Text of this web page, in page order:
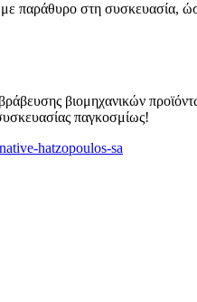
παράθυρο στη συσκευασία,
βιομηχανικών
παγκοσμίως!
hatzopoulos-sa